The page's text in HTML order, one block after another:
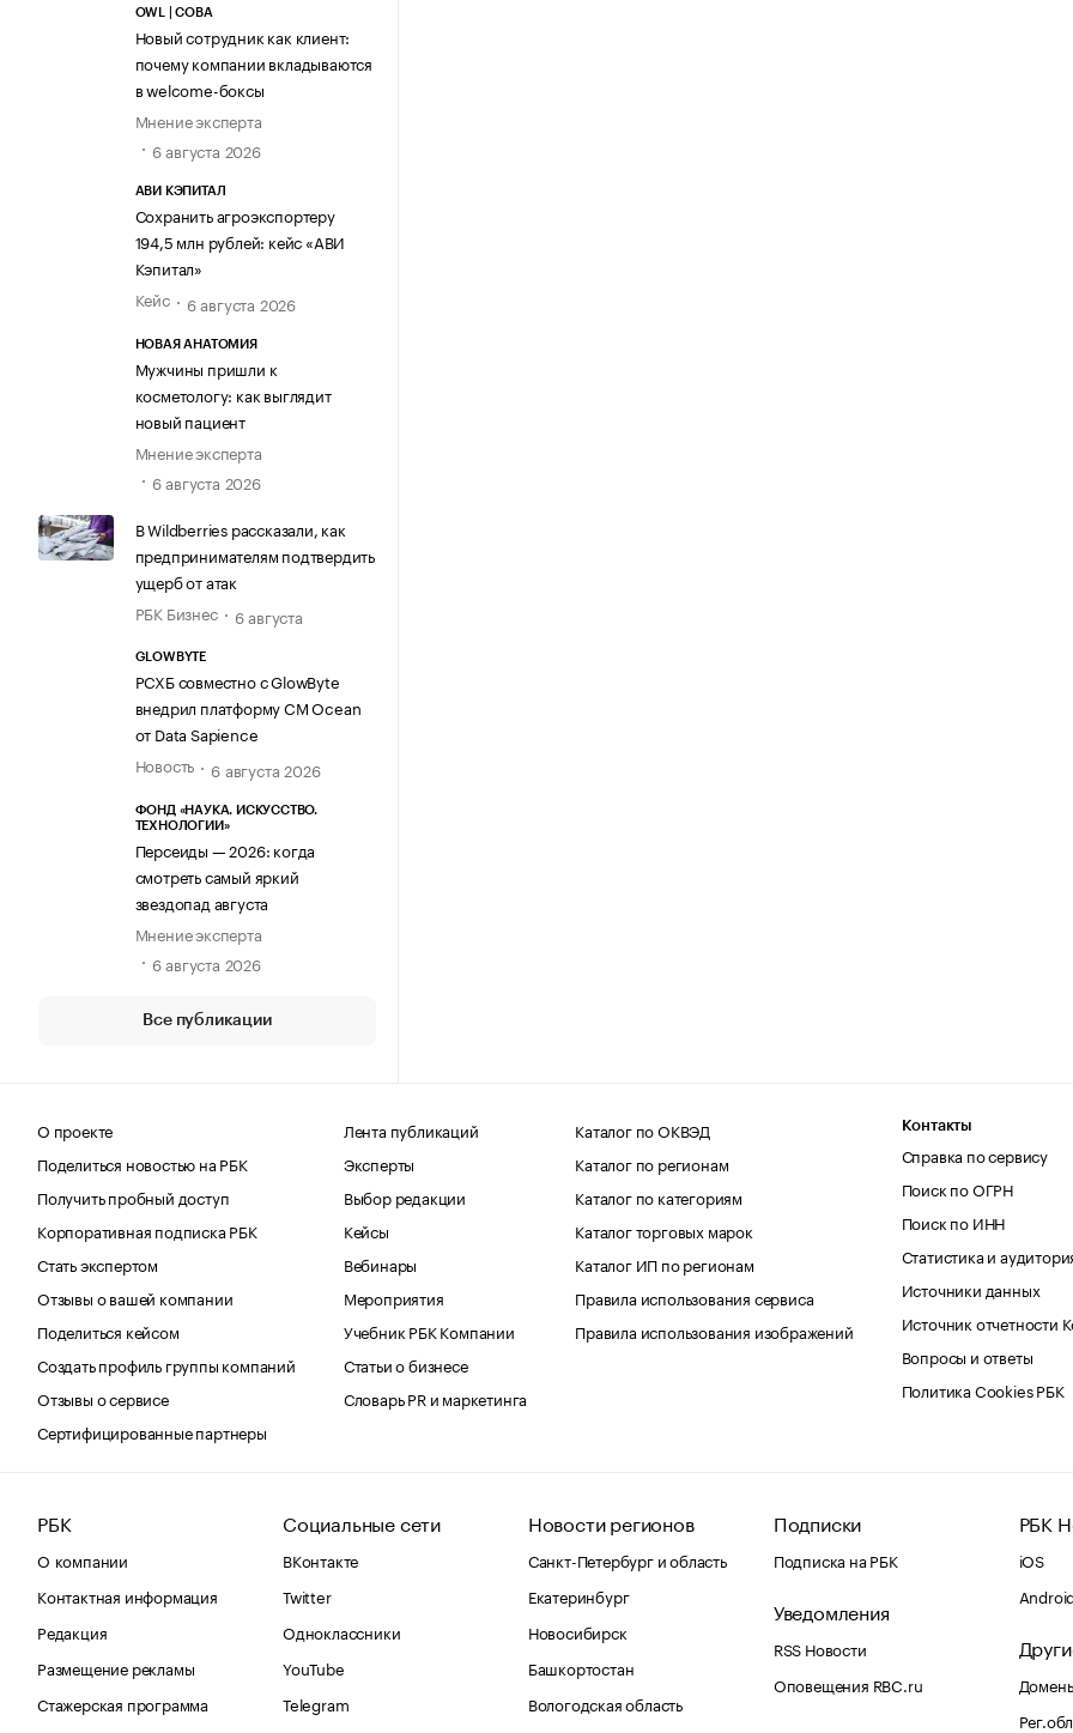
OWL | СОВА
Новый сотрудник как клиент:
почему компании вкладываются
в welcome-боксы
Мнение эксперта
6 августа 2026
АВИ КЭПИТАЛ
Сохранить агроэкспортеру
194,5 млн рублей: кейс «АВИ
Кэпитал»
Кейс
6 августа 2026
НОВАЯ АНАТОМИЯ
Мужчины пришли к
косметологу: как выглядит
новый пациент
Мнение эксперта
6 августа 2026
В Wildberries рассказали, как
предпринимателям подтвердить
ущерб от атак
РБК Бизнес
6 августа
GLOWBYTE
РСХБ совместно с GlowByte
внедрил платформу CM Ocean
от Data Sapience
Новость
6 августа 2026
ФОНД «НАУКА. ИСКУССТВО.
ТЕХНОЛОГИИ»
Персеиды — 2026: когда
смотреть самый яркий
звездопад августа
Мнение эксперта
6 августа 2026
Все публикации
О проекте
Поделиться новостью на РБК
Получить пробный доступ
Корпоративная подписка РБК
Стать экспертом
Отзывы о вашей компании
Поделиться кейсом
Создать профиль группы компаний
Отзывы о сервисе
Сертифицированные партнеры
Лента публикаций
Эксперты
Выбор редакции
Кейсы
Вебинары
Мероприятия
Учебник РБК Компании
Статьи о бизнесе
Словарь PR и маркетинга
Каталог по ОКВЭД
Каталог по регионам
Каталог по категориям
Каталог торговых марок
Каталог ИП по регионам
Правила использования сервиса
Правила использования изображений
Контакты
Справка по сервису
Поиск по ОГРН
Поиск по ИНН
Статистика и
Источники данных
Источник отчетности
Вопросы и ответы
Политика Cookies РБК
РБК
О компании
Контактная информация
Редакция
Размещение рекламы
Стажерская программа
Социальные сети
ВКонтакте
Twitter
Одноклассники
YouTube
Telegram
Новости регионов
Санкт-Петербург и область
Екатеринбург
Новосибирск
Башкортостан
Вологодская область
Подписки
Подписка на РБК
Уведомления
RSS Новости
Оповещения RBC.ru
РБК
iOS